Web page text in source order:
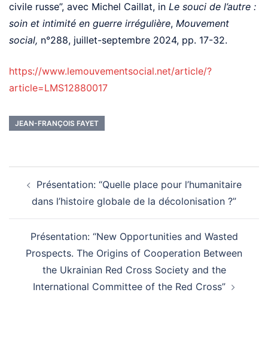
civile russe”, avec Michel Caillat, in Le souci de l’autre :
soin et intimité en guerre irrégulière, Mouvement
social, n°288, juillet-septembre 2024, pp. 17-32.
https://www.lemouvementsocial.net/article/?
article=LMS12880017
JEAN-FRANÇOIS FAYET
Post
navigation
Présentation: “Quelle place pour l’humanitaire
dans l’histoire globale de la décolonisation ?”
Présentation: “New Opportunities and Wasted
Prospects. The Origins of Cooperation Between
the Ukrainian Red Cross Society and the
International Committee of the Red Cross”